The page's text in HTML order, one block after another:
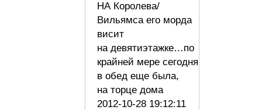
НА Королева/
Вильямса его морда
висит
на девятиэтажке…по
крайней мере сегодня
в обед еще была,
на торце дома
2012-10-28 19:12:11